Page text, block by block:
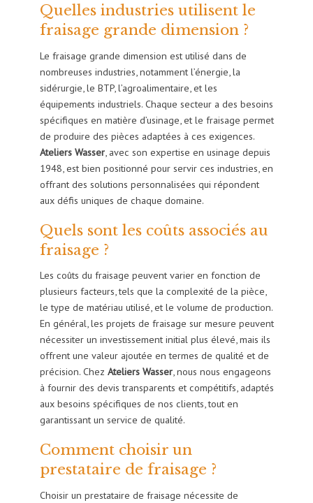
Quelles industries utilisent le
fraisage grande dimension ?
Le fraisage grande dimension est utilisé dans de
nombreuses industries, notamment l’énergie, la
sidérurgie, le BTP, l’agroalimentaire, et les
équipements industriels. Chaque secteur a des besoins
spécifiques en matière d’usinage, et le fraisage permet
de produire des pièces adaptées à ces exigences.
Ateliers Wasser, avec son expertise en usinage depuis
1948, est bien positionné pour servir ces industries, en
offrant des solutions personnalisées qui répondent
aux défis uniques de chaque domaine.
Quels sont les coûts associés au
fraisage ?
Les coûts du fraisage peuvent varier en fonction de
plusieurs facteurs, tels que la complexité de la pièce,
le type de matériau utilisé, et le volume de production.
En général, les projets de fraisage sur mesure peuvent
nécessiter un investissement initial plus élevé, mais ils
offrent une valeur ajoutée en termes de qualité et de
précision. Chez Ateliers Wasser, nous nous engageons
à fournir des devis transparents et compétitifs, adaptés
aux besoins spécifiques de nos clients, tout en
garantissant un service de qualité.
Comment choisir un
prestataire de fraisage ?
Choisir un prestataire de fraisage nécessite de